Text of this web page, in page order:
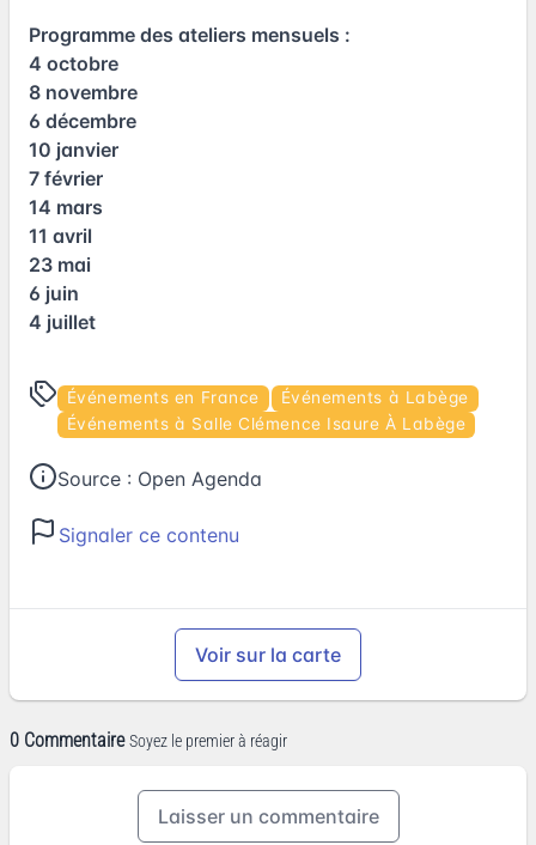
Programme des ateliers mensuels :
4 octobre
8 novembre
6 décembre
10 janvier
7 février
14 mars
11 avril
23 mai
6 juin
4 juillet
Événements en France
Événements à Labège
Événements à Salle Clémence Isaure À Labège
Source : Open Agenda
Signaler ce contenu
Voir sur la carte
0 Commentaire Soyez le premier à réagir
Laisser un commentaire